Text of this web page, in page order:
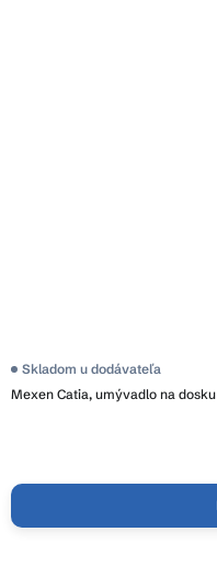
Mexen Catia, umývadlo na
Skladom u dodávateľa